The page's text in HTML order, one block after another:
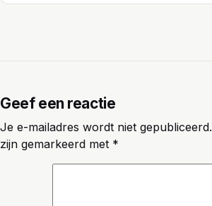
Geef een reactie
Je e-mailadres wordt niet gepubliceerd.
zijn gemarkeerd met *